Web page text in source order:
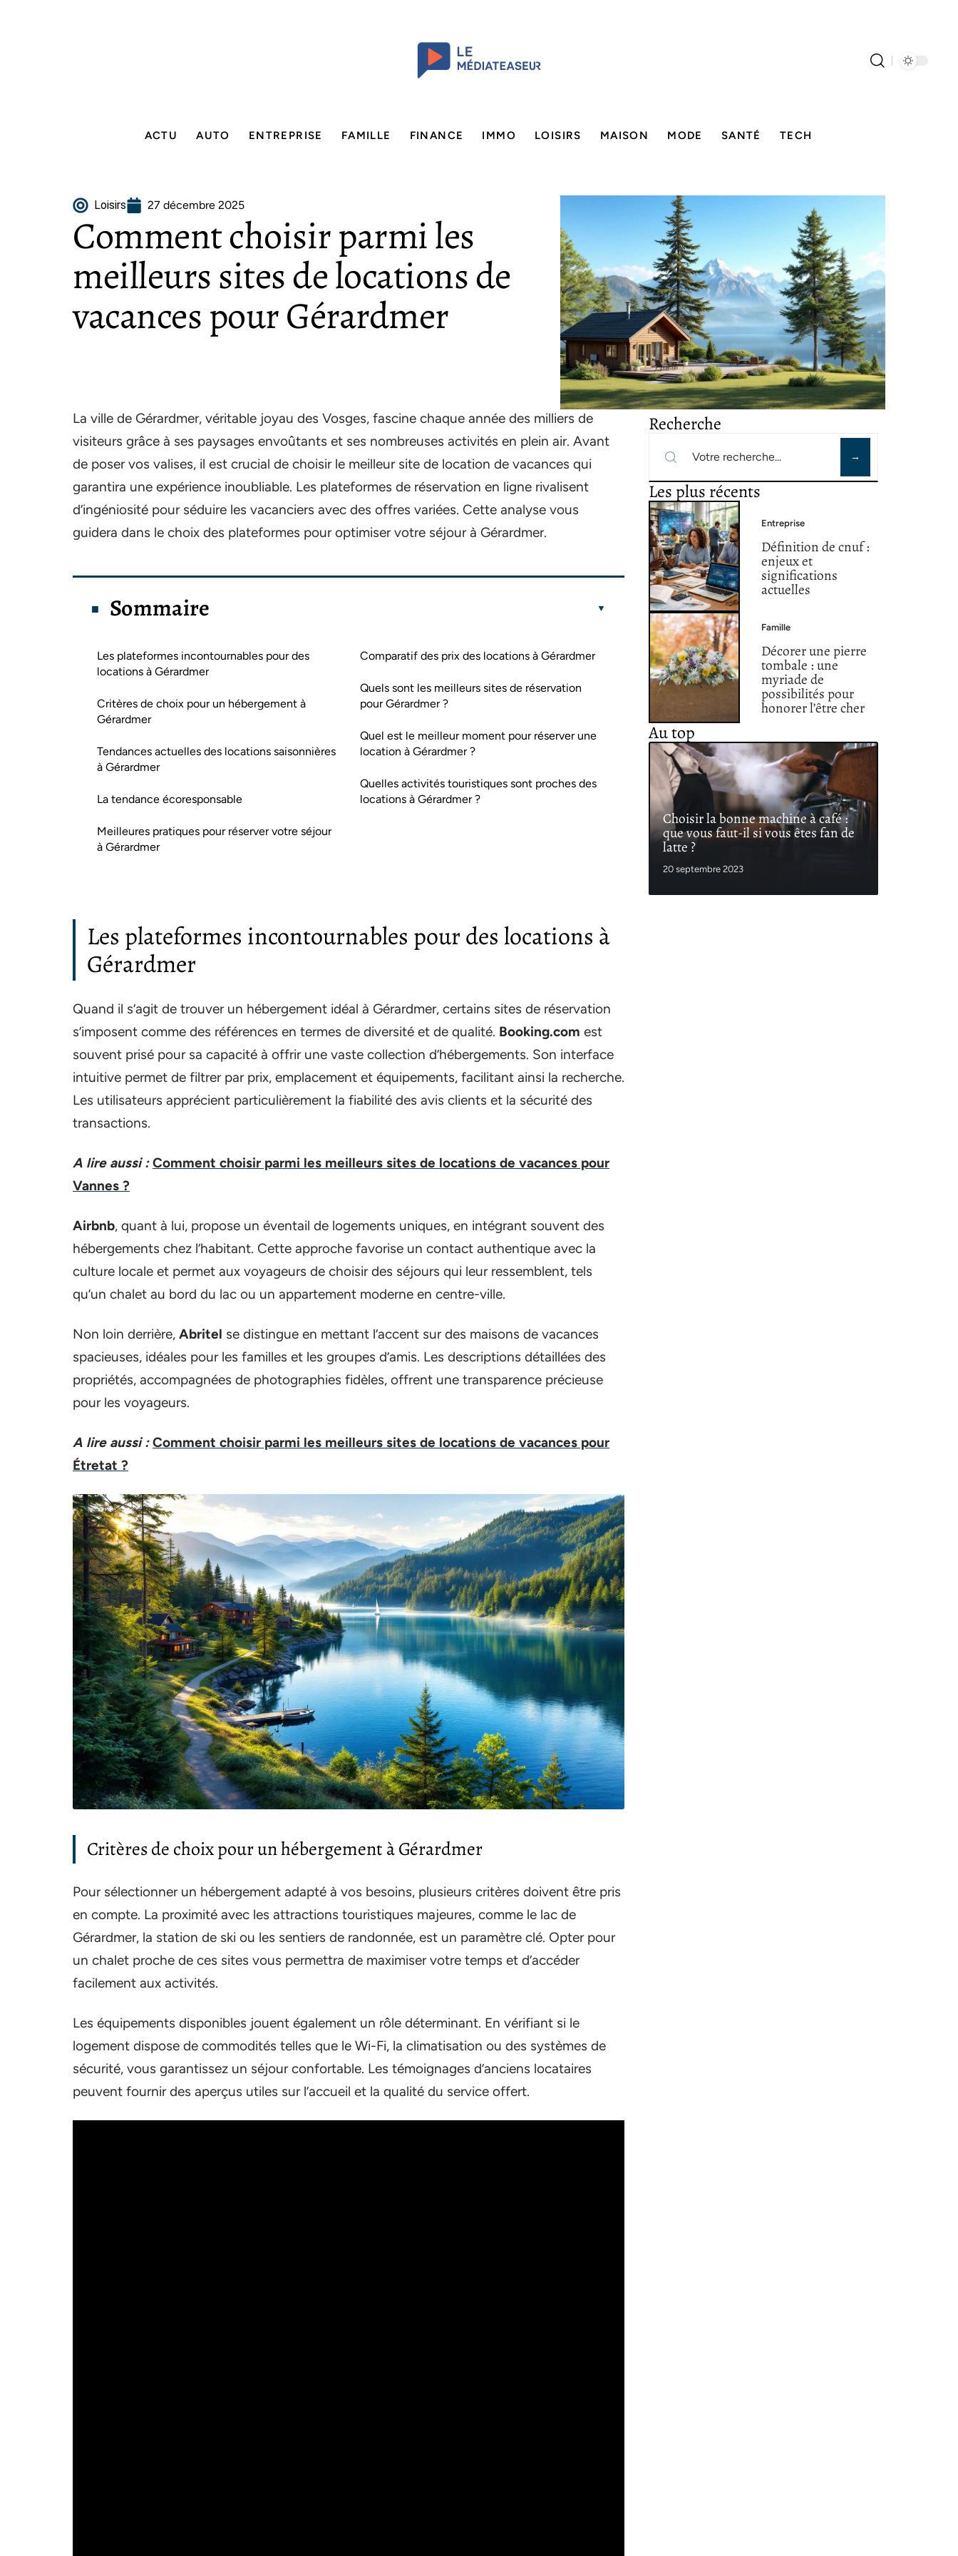
ACTU AUTO ENTREPRISE FAMILLE FINANCE IMMO LOISIRS MAISON MODE SANTÉ TECH
Loisirs 27 décembre 2025
Comment choisir parmi les
meilleurs sites de locations de
vacances pour Gérardmer
La ville de Gérardmer, véritable joyau des Vosges, fascine chaque année des milliers de
visiteurs grâce à ses paysages envoûtants et ses nombreuses activités en plein air. Avant
de poser vos valises, il est crucial de choisir le meilleur site de location de vacances qui
garantira une expérience inoubliable. Les plateformes de réservation en ligne rivalisent
d’ingéniosité pour séduire les vacanciers avec des offres variées. Cette analyse vous
guidera dans le choix des plateformes pour optimiser votre séjour à Gérardmer.
Sommaire
Les plateformes incontournables pour des
locations à Gérardmer
Critères de choix pour un hébergement à
Gérardmer
Tendances actuelles des locations saisonnières
à Gérardmer
La tendance écoresponsable
Meilleures pratiques pour réserver votre séjour
à Gérardmer
Comparatif des prix des locations à Gérardmer
Quels sont les meilleurs sites de réservation
pour Gérardmer ?
Quel est le meilleur moment pour réserver une
location à Gérardmer ?
Quelles activités touristiques sont proches des
locations à Gérardmer ?
Les plateformes incontournables pour des locations à
Gérardmer
Quand il s’agit de trouver un hébergement idéal à Gérardmer, certains sites de réservation
s’imposent comme des références en termes de diversité et de qualité. Booking.com est
souvent prisé pour sa capacité à offrir une vaste collection d’hébergements. Son interface
intuitive permet de filtrer par prix, emplacement et équipements, facilitant ainsi la recherche.
Les utilisateurs apprécient particulièrement la fiabilité des avis clients et la sécurité des
transactions.
A lire aussi : Comment choisir parmi les meilleurs sites de locations de vacances pour
Vannes ?
Airbnb, quant à lui, propose un éventail de logements uniques, en intégrant souvent des
hébergements chez l’habitant. Cette approche favorise un contact authentique avec la
culture locale et permet aux voyageurs de choisir des séjours qui leur ressemblent, tels
qu’un chalet au bord du lac ou un appartement moderne en centre-ville.
Non loin derrière, Abritel se distingue en mettant l’accent sur des maisons de vacances
spacieuses, idéales pour les familles et les groupes d’amis. Les descriptions détaillées des
propriétés, accompagnées de photographies fidèles, offrent une transparence précieuse
pour les voyageurs.
A lire aussi : Comment choisir parmi les meilleurs sites de locations de vacances pour
Étretat ?
Critères de choix pour un hébergement à Gérardmer
Pour sélectionner un hébergement adapté à vos besoins, plusieurs critères doivent être pris
en compte. La proximité avec les attractions touristiques majeures, comme le lac de
Gérardmer, la station de ski ou les sentiers de randonnée, est un paramètre clé. Opter pour
un chalet proche de ces sites vous permettra de maximiser votre temps et d’accéder
facilement aux activités.
Les équipements disponibles jouent également un rôle déterminant. En vérifiant si le
logement dispose de commodités telles que le Wi-Fi, la climatisation ou des systèmes de
sécurité, vous garantissez un séjour confortable. Les témoignages d’anciens locataires
peuvent fournir des aperçus utiles sur l’accueil et la qualité du service offert.
Recherche
Les plus récents
Entreprise
Définition de cnuf :
enjeux et
significations
actuelles
Famille
Décorer une pierre
tombale : une
myriade de
possibilités pour
honorer l’être cher
Au top
Choisir la bonne machine à café :
que vous faut-il si vous êtes fan de
latte ?
20 septembre 2023